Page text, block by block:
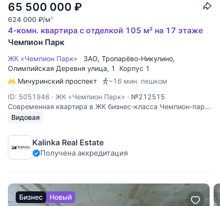
65 500 000 ₽
624 000 ₽/м2
4-комн. квартира с отделкой 105 м² на 17 этаже
Чемпион Парк
ЖК «Чемпион Парк» ЗАО, Тропарёво-Никулино,
Олимпийская Деревня улица, 1
Корпус 1
Мичуринский проспект
~16 мин. пешком
ID: 5051946 · ЖК «Чемпион Парк» · №212515
Современная квартира в ЖК бизнес-класса Чемпион-парк
(застройщик Интеко). Эргономичная планировка: - 3
вместительная гардеробная; - отдельная постирочная; -
большая утепленная
Видовая
Kalinka Real Estate
Получена аккредитация
Бизнес Новый